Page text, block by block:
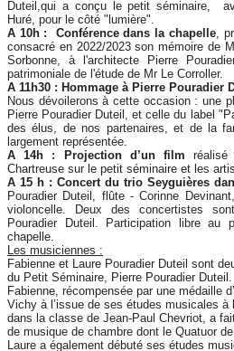
Duteil,qui a conçu le petit séminaire,
Huré, pour le côté "lumière".
A 10h :
Conférence dans la chapelle,
consacré en 2022/2023 son mémoire de
Sorbonne, à l'architecte Pierre
patrimoniale de l'étude de Mr Le Corroller.
A 11h30 : Hommage à Pierre Pouradier
Nous dévoilerons à cette occasion : une
Pierre Pouradier Duteil, et celle du label
des élus, de nos partenaires, et de la
largement représentée.
A 14h :
Projection d’un film réalisé
Chartreuse sur le petit séminaire et les
A 15 h : Concert du trio Seyguières
Pouradier Duteil, flûte - Corinne
violoncelle. Deux des concertistes
Pouradier Duteil. Participation libre
chapelle.
Les musiciennes :
Fabienne et Laure Pouradier Duteil sont
du Petit Séminaire, Pierre Pouradier Duteil.
Fabienne, récompensée par une médaille
Vichy à l’issue de ses études musicales à
dans la classe de Jean-Paul Chevriot, a
de musique de chambre dont le Quatuor
Laure a également débuté ses études